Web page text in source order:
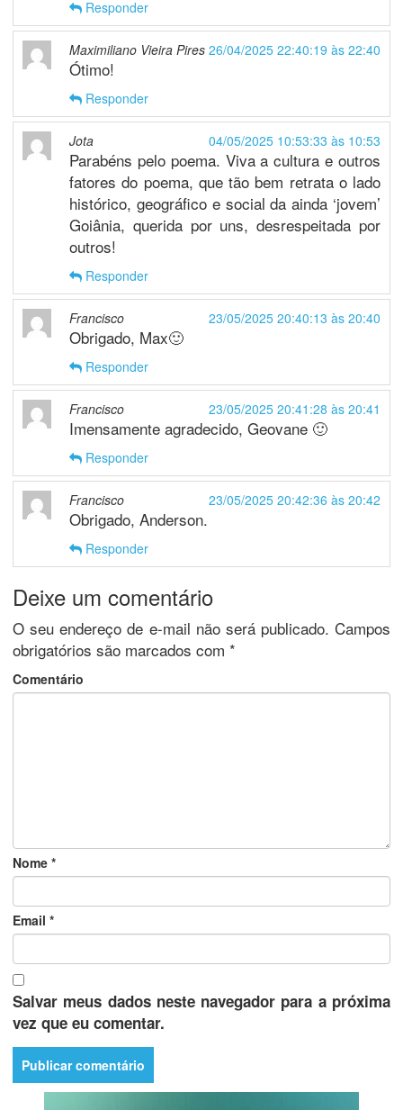
Responder
26/04/2025 22:40:19 às 22:40
Maximiliano Vieira Pires
Ótimo!
Responder
04/05/2025 10:53:33 às 10:53
Jota
Parabéns pelo poema. Viva a cultura e outros
fatores do poema, que tão bem retrata o lado
histórico, geográfico e social da ainda ‘jovem’
Goiânia, querida por uns, desrespeitada por
outros!
Responder
23/05/2025 20:40:13 às 20:40
Francisco
Obrigado, Max🙂
Responder
23/05/2025 20:41:28 às 20:41
Francisco
Imensamente agradecido, Geovane 🙂
Responder
23/05/2025 20:42:36 às 20:42
Francisco
Obrigado, Anderson.
Responder
Deixe um comentário
O seu endereço de e-mail não será publicado. Campos
obrigatórios são marcados com *
Comentário
Nome *
Email *
Salvar meus dados neste navegador para a próxima
vez que eu comentar.